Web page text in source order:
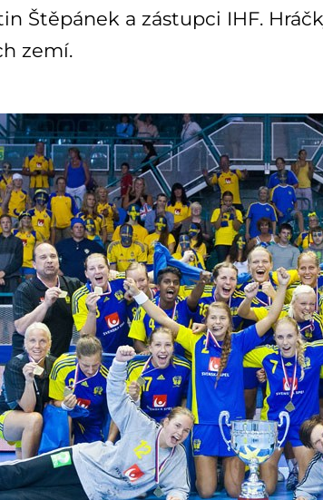
Štěpánek a zástupci IHF.
zemí.